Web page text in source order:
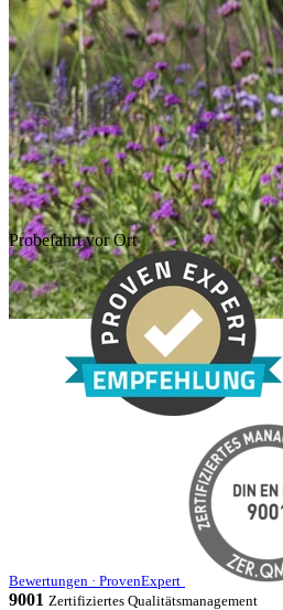
Probefahrt vor Ort
Bewertungen · ProvenExpert
(öffnet neues
9001 Zertifiziertes Qualitätsmanagement